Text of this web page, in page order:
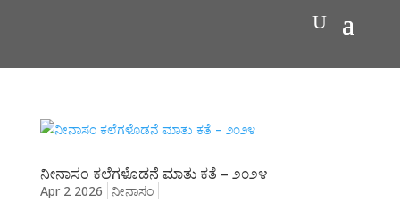
ನೀನಾಸಂ ಕಲೆಗಳೊಡನೆ ಮಾತು ಕತೆ – ೨೦೨೪
Apr 2 2026 ನೀನಾಸಂ